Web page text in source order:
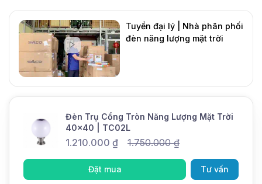
Tuyển đại lý | Nhà phân phối
đèn năng lượng mặt trời
Đèn Trụ Cổng Tròn Năng Lượng Mặt Trời
40x40 | TC02L
1.210.000 ₫ 1.750.000₫
Đặt mua Tư vấn